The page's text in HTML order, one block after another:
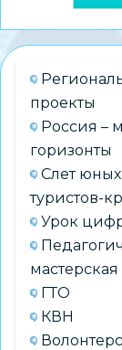
проекты
Россия –
горизонты
Слет юных
туристов-
Урок
мастерская
ГТО
КВН